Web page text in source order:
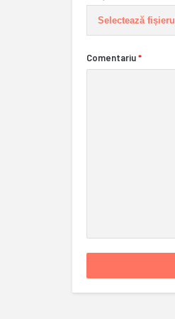
Selectează fișierul
Comentariu*